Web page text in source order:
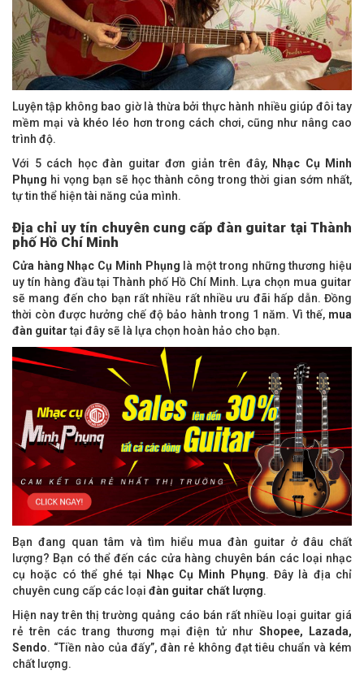
Luyện tập không bao giờ là thừa bởi thực hành nhiều giúp đôi tay
mềm mại và khéo léo hơn trong cách chơi, cũng như nâng cao
trình độ.
Với 5 cách học đàn guitar đơn giản trên đây, Nhạc Cụ Minh
Phụng hi vọng bạn sẽ học thành công trong thời gian sớm nhất,
tự tin thể hiện tài năng của mình.
Địa chỉ uy tín chuyên cung cấp đàn guitar tại Thành
phố Hồ Chí Minh
Cửa hàng Nhạc Cụ Minh Phụng là một trong những thương hiệu
uy tín hàng đầu tại Thành phố Hồ Chí Minh. Lựa chọn mua guitar
sẽ mang đến cho bạn rất nhiều rất nhiều ưu đãi hấp dẫn. Đồng
thời còn được hưởng chế độ bảo hành trong 1 năm. Vì thế, mua
đàn guitartại đây sẽ là lựa chọn hoàn hảo cho bạn.
Bạn đang quan tâm và tìm hiểu mua đàn guitar ở đâu chất
lượng? Bạn có thể đến các cửa hàng chuyên bán các loại nhạc
cụ hoặc có thể ghé tại
Nhạc Cụ Minh Phụng. Đây là địa chỉ
chuyên cung cấp các loại đàn guitar chất lượng.
Hiện nay trên thị trường quảng cáo bán rất nhiều loại guitar giá
rẻ trên các trang thương mại điện tử như Shopee, Lazada,
Sendo. “Tiền nào của đấy”, đàn rẻ không đạt tiêu chuẩn và kém
chất lượng.